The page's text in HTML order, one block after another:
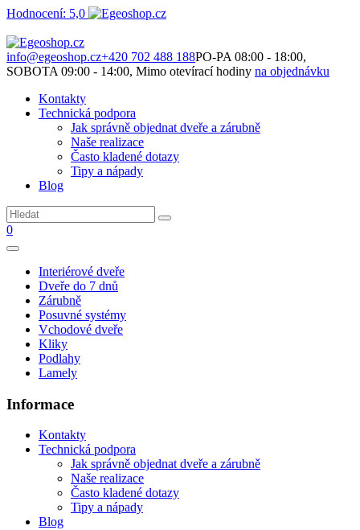
Hodnocení: 5,0
info@egeoshop.cz+420 702 488 188PO-PA 08:00 - 18:00,
SOBOTA 09:00 - 14:00, Mimo otevírací hodiny na objednávku
Kontakty
Technická podpora
Jak správně objednat dveře a zárubně
Naše realizace
Často kladené dotazy
Tipy a nápady
Blog
0
Interiérové dveře
Dveře do 7 dnů
Zárubně
Posuvné systémy
Vchodové dveře
Kliky
Podlahy
Lamely
Informace
Kontakty
Technická podpora
Jak správně objednat dveře a zárubně
Naše realizace
Často kladené dotazy
Tipy a nápady
Blog